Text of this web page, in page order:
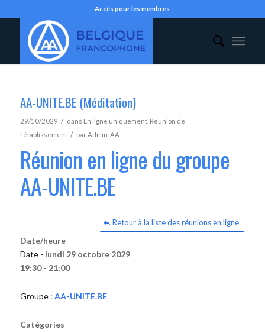
Accès pour les membres
AA-UNITE.BE (Méditation)
29/10/2029 / dans En ligne uniquement, Réunion de
rétablissement / parAdmin_AA
Réunion en ligne du groupe
AA-UNITE.BE
Retour à la liste des réunions en ligne
Date/heure
Date - lundi 29 octobre 2029
19:30 - 21:00
Groupe : AA-UNITE.BE
Catégories